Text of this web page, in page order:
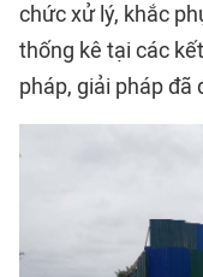
chức xử lý, khắc
thống kê tại các
pháp, giải pháp đã